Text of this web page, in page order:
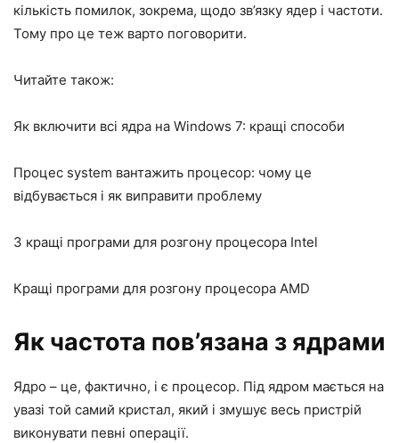
кількість помилок, зокрема, щодо зв’язку ядер і частоти.
Тому про це теж варто поговорити.
Читайте також:
Як включити всі ядра на Windows 7: кращі способи
Процес system вантажить процесор: чому це
відбувається і як виправити проблему
3 кращі програми для розгону процесора Intel
Кращі програми для розгону процесора AMD
Як частота пов’язана з ядрами
Ядро – це, фактично, і є процесор. Під ядром мається на
увазі той самий кристал, який і змушує весь пристрій
виконувати певні операції.